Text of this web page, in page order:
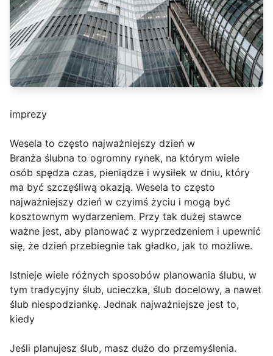
imprezy
Wesela to często najważniejszy dzień w
Branża ślubna to ogromny rynek, na którym wiele
osób spędza czas, pieniądze i wysiłek w dniu, który
ma być szczęśliwą okazją. Wesela to często
najważniejszy dzień w czyimś życiu i mogą być
kosztownym wydarzeniem. Przy tak dużej stawce
ważne jest, aby planować z wyprzedzeniem i upewnić
się, że dzień przebiegnie tak gładko, jak to możliwe.
Istnieje wiele różnych sposobów planowania ślubu, w
tym tradycyjny ślub, ucieczka, ślub docelowy, a nawet
ślub niespodziankę. Jednak najważniejsze jest to,
kiedy
Jeśli planujesz ślub, masz dużo do przemyślenia.